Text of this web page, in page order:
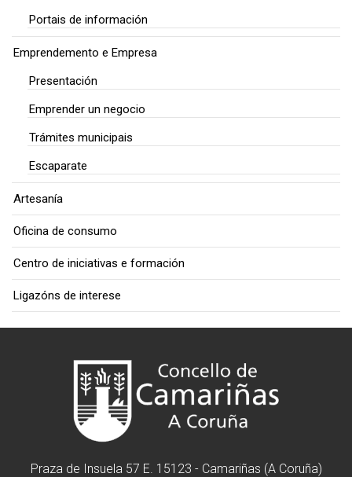
Portais de información
Emprendemento e Empresa
Presentación
Emprender un negocio
Trámites municipais
Escaparate
Artesanía
Oficina de consumo
Centro de iniciativas e formación
Ligazóns de interese
Praza de Insuela 57 E. 15123 - Camariñas (A Coruña)